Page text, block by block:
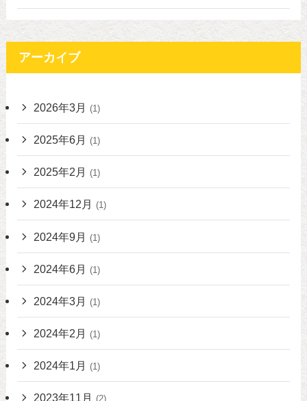
アーカイブ
2026年3月 (1)
2025年6月 (1)
2025年2月 (1)
2024年12月 (1)
2024年9月 (1)
2024年6月 (1)
2024年3月 (1)
2024年2月 (1)
2024年1月 (1)
2023年11月 (2)